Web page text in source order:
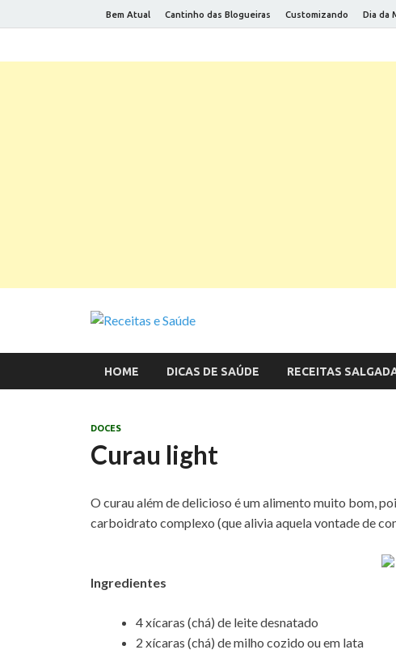
Bem Atual Cantinho das Blogueiras Customizando Dia da
Receitas e
HOME DICAS DE SAÚDE RECEITAS
DOCES
Curau light
O curau além de delicioso é um alimento muito bom,
carboidrato complexo (que alivia aquela vontade de
Ingredientes
4 xícaras (chá) de leite desnatado
2 xícaras (chá) de milho cozido ou em lata